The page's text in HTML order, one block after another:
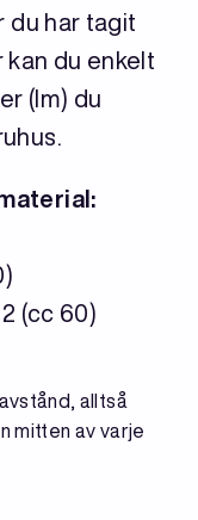
du har tagit
du enkelt
(lm) du
(cc 60)
alltså
mitten av varje